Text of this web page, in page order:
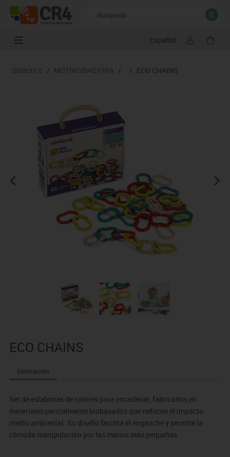
Español
Resultados de la búsqueda CERRAR
Didáctico / MOTRICIDAD FINA / / ECO CHAINS
ECO CHAINS
Descripción
Set de eslabones de colores para encadenar, fabricados en
materiales parcialmente biobasados que reducen el impacto
medio ambiental. Su diseño facilita el enganche y permite la
cómoda manipulación por las manos más pequeñas.